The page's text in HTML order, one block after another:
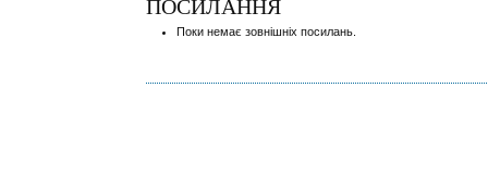
ПОСИЛАННЯ
Поки немає зовнішніх посилань.